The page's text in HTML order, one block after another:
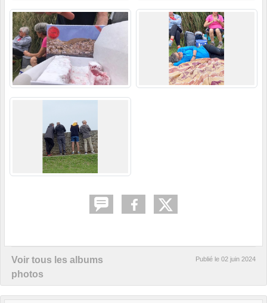
Voir tous les albums
photos
Publié le 02 juin 2024